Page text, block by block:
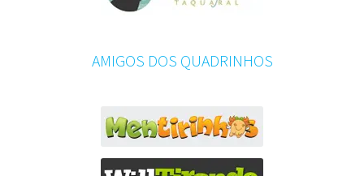
AMIGOS DOS QUADRINHOS